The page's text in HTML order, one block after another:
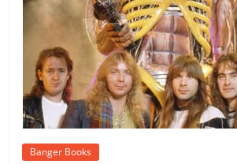
Banger Books